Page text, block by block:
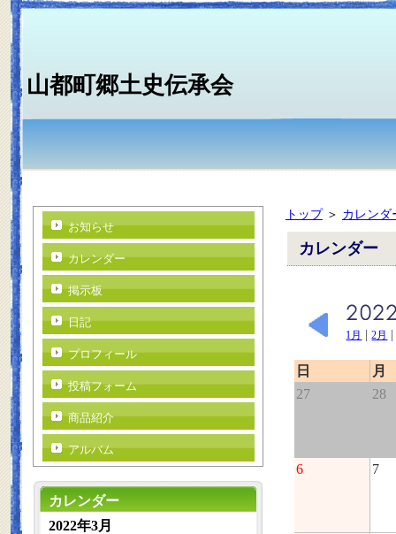
山都町郷土史伝承会
トップ＞ カレンダ
カレンダー
1月 |2月
日
月
27
28
6 7
お知らせ
カレンダー
掲示板
日記
プロフィール
投稿フォーム
商品紹介
アルバム
カレンダー
2022年3月